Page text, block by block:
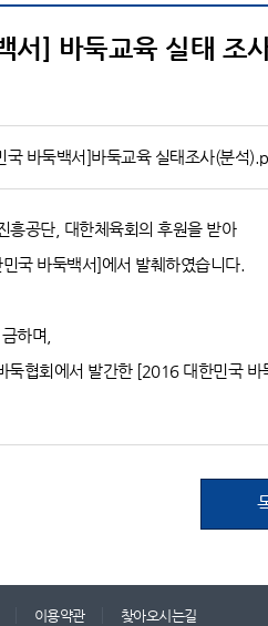
서] 바둑교육 실태 조
국 바둑백서]바둑교육 실태조사(분석
흥공단, 대한체육회의 후원을 받아
국 바둑백서]에서 발췌하였습니다.
하며,
둑협회에서 발간한 [2016 대한민국
이용약관 찾아오시는길